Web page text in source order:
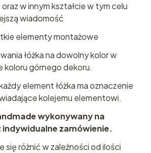
w innym kształcie w tym celu
wiadomość
elementy montażowe
łóżka na dowolny kolor w
koloru górnego dekoru.
element łóżka ma oznaczenie
kolejemu elementowi.
wykonywany na
indywidualne zamówienie.
się różnić w zależności od ilości